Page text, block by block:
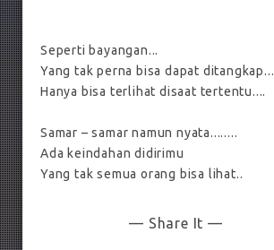
Seperti bayangan...
Yang tak perna bisa dapat ditangkap...
Hanya bisa terlihat disaat tertentu....
Samar – samar namun nyata........
Ada keindahan didirimu
Yang tak semua orang bisa lihat..
— Share It —